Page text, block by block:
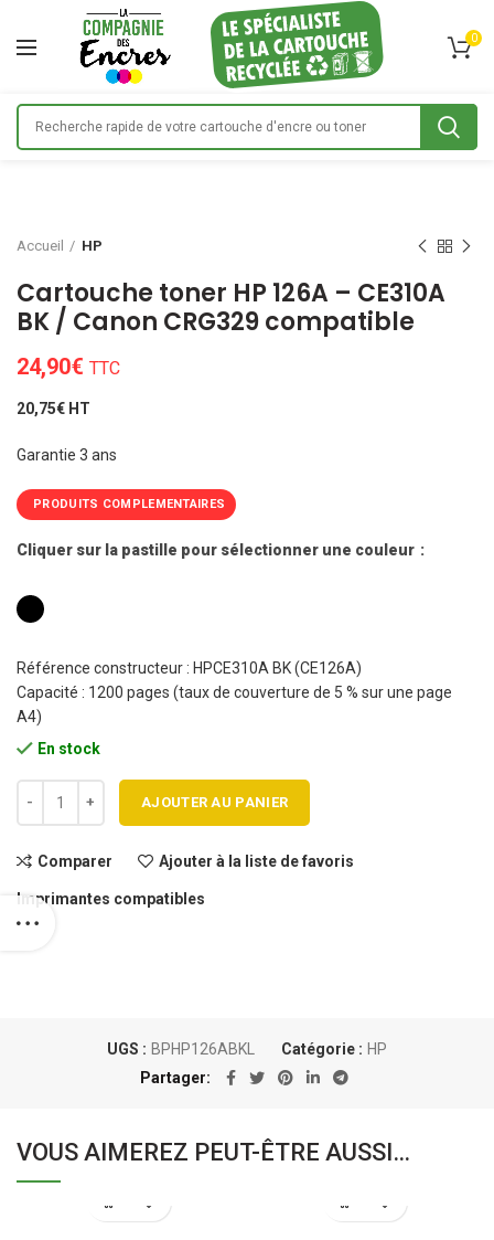
0
Accueil HP
Cartouche toner HP 126A – CE310A
BK / Canon CRG329 compatible
24,90€ TTC
20,75€ HT
Garantie 3 ans
PRODUITS COMPLEMENTAIRES
Cliquer sur la pastille pour sélectionner une couleur
Référence constructeur : HPCE310A BK (CE126A)
Capacité : 1200 pages (taux de couverture de 5 % sur une page
A4)
En stock
AJOUTER AU PANIER
Comparer Ajouter à la liste de favoris
Imprimantes compatibles
UGS : BPHP126ABKL Catégorie : HP
Partager
VOUS AIMEREZ PEUT-ÊTRE AUSSI…